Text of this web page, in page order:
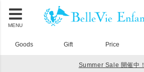
MENU
Goods Gift Price
Summer Sale 開催中！